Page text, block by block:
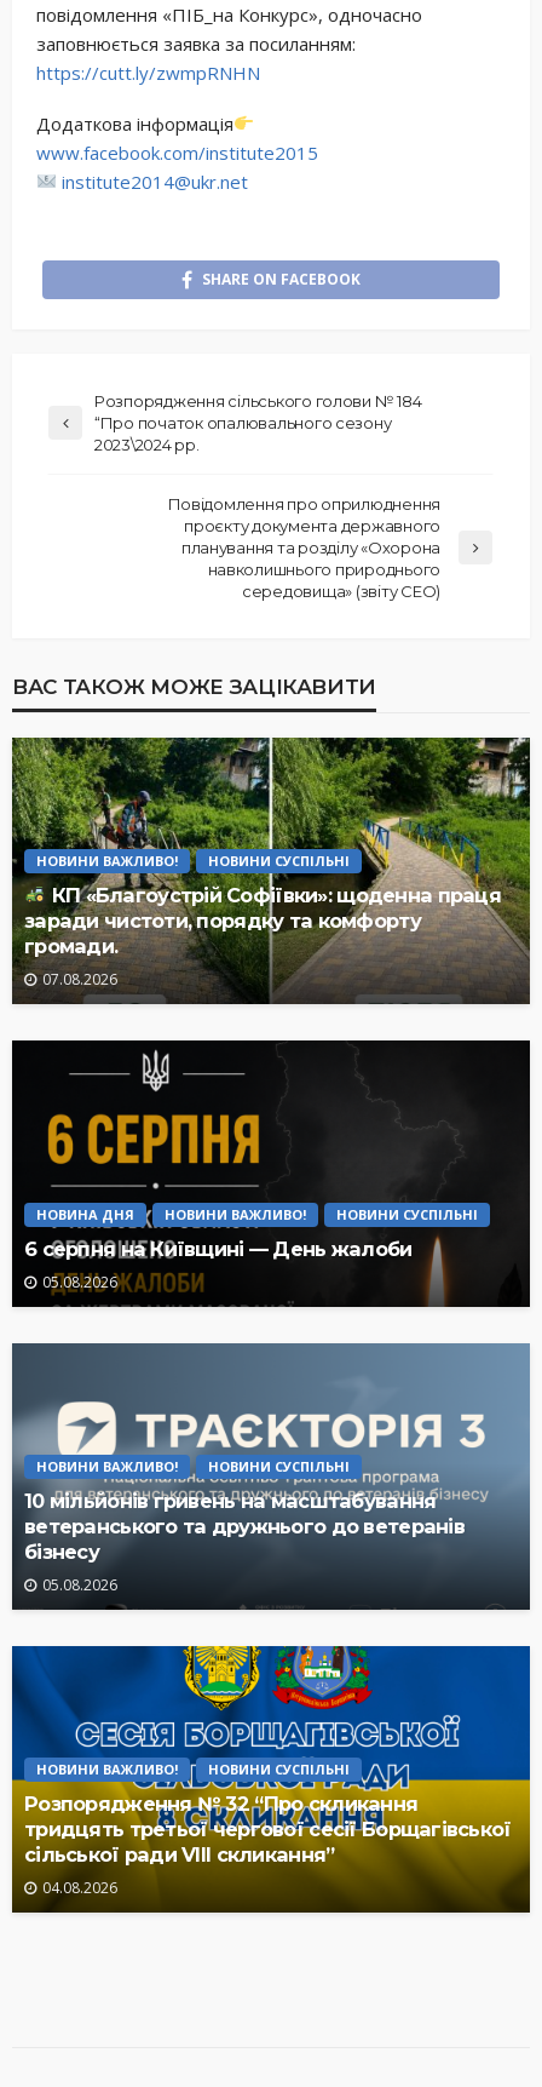
повідомлення «ПІБ_на Конкурс», одночасно
заповнюється заявка за посиланням:
https://cutt.ly/zwmpRNHN
Додаткова інформація
www.facebook.com/institute2015
institute2014@ukr.net
SHARE ON FACEBOOK
Розпорядження сільського голови № 184
“Про початок опалювального сезону
2023\2024 рр.
Повідомлення про оприлюднення
проєкту документа державного
планування та розділу «Охорона
навколишнього природнього
середовища» (звіту СЕО)
ВАС ТАКОЖ МОЖЕ ЗАЦІКАВИТИ
НОВИНИ ВАЖЛИВО! НОВИНИ СУСПІЛЬНІ
КП «Благоустрій Софіївки»: щоденна праця
заради чистоти, порядку та комфорту
громади.
07.08.2026
НОВИНА ДНЯ НОВИНИ ВАЖЛИВО! НОВИНИ СУСПІЛЬНІ
6 серпня на Київщині — День жалоби
05.08.2026
НОВИНИ ВАЖЛИВО! НОВИНИ СУСПІЛЬНІ
10 мільйонів гривень на масштабування
ветеранського та дружнього до ветеранів
бізнесу
05.08.2026
НОВИНИ ВАЖЛИВО! НОВИНИ СУСПІЛЬНІ
Розпорядження № 32 “Про скликання
тридцять третьої чергової сесії Борщагівської
сільської ради VIII скликання”
04.08.2026